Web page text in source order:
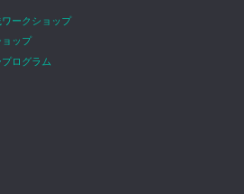
ークショップ
ップ
ログラム